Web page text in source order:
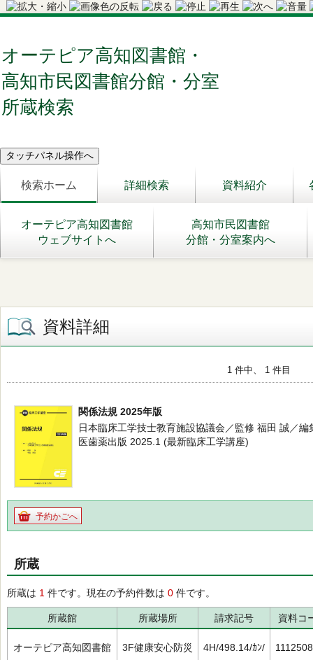
オーテピア高知図書館・
高知市民図書館分館・分室
所蔵検索
検索ホーム 詳細検索 資料紹介
オーテピア高知図書館
ウェブサイトへ
高知市民図書館
分館・分室案内へ
資料詳細
1 件中、 1 件目
関係法規 2025年版
日本臨床工学技士教育施設協議会／監修 福田 誠／編
医歯薬出版 2025.1 (最新臨床工学講座)
予約かごへ
所蔵
所蔵は 1 件です。現在の予約件数は 0 件です。
所蔵館 所蔵場所 請求記号 資料コ
オーテピア高知図書館 3F健康安心防災 4H/498.14/ｶﾝ/